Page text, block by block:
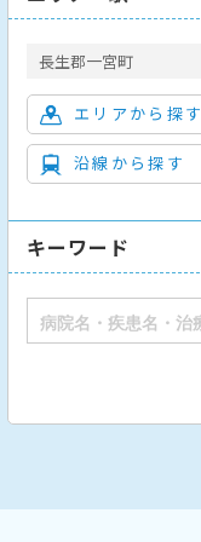
長生郡一宮町
エリアから探す
沿線から探す
キーワード